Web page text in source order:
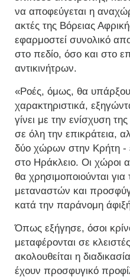
να αποφεύγεται η
ακτές της Βόρειας
εφαρμοστεί συνολικό
στο πεδίο, όσο και στο
αντικινήτρων.
«Ροές, όμως, θα
χαρακτηριστικά,
γίνει με την ενίσχυση
σε όλη την επικράτεια,
δύο χώρων στην Κρήτη -
στο Ηράκλειο. Οι χώροι
θα χρησιμοποιούνται
μεταναστών και
κατά την παράνομη
Όπως εξήγησε, όσοι
μεταφέρονται σε
ακολουθείται η
έχουν προσφυγικό